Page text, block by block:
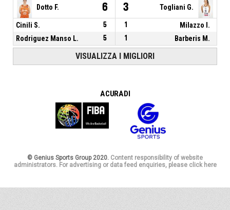
Dotto F. 6 3 Togliani G.
Cinili S. 5 1
Milazzo I.
Rodriguez Manso L.
5 1 Barberis M.
VISUALIZZA I MIGLIORI
A CURA DI
© Genius Sports Group 2020. Content responsibility of website
administrators. For advertising or data feed enquiries, please click here